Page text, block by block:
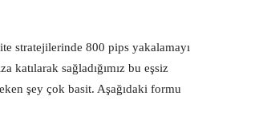
stratejilerinde 800 pips yakalamayı
katılarak sağladığımız bu eşsiz
şey çok basit. Aşağıdaki formu